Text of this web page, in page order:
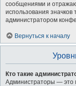
сообщениями и
использования
администратором
Вернуться к началу
Кто такие
Администраторы — это